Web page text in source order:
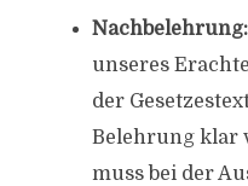
Nachbelehrung:
unseres
der
Belehrung klar
muss bei der